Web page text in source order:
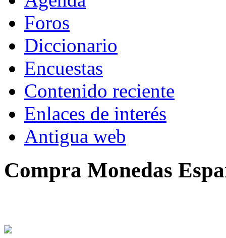
Foros
Diccionario
Encuestas
Contenido reciente
Enlaces de interés
Antigua web
Compra Monedas